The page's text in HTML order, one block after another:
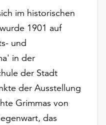
im historischen
1901 auf
und
in der
der Stadt
der Ausstellung
Grimmas von
das